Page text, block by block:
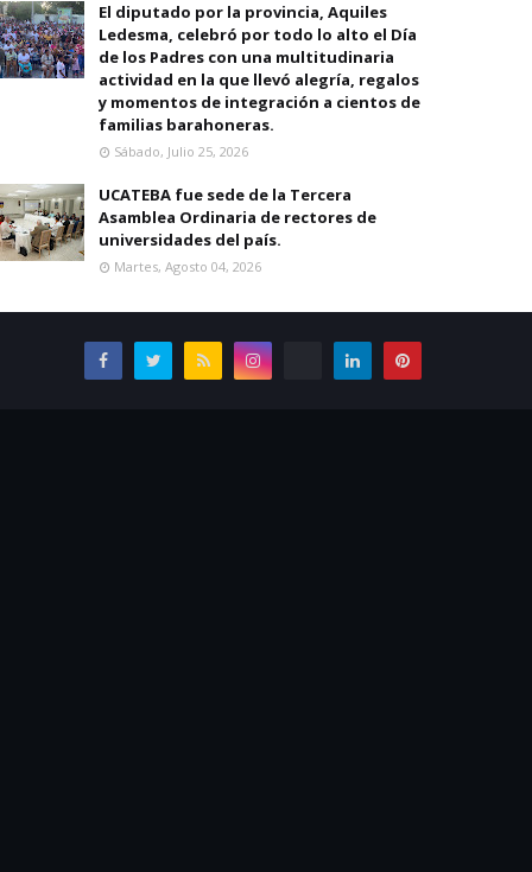
El diputado por la provincia, Aquiles
Ledesma, celebró por todo lo alto el Día
de los Padres con una multitudinaria
actividad en la que llevó alegría, regalos
y momentos de integración a cientos de
familias barahoneras.
Sábado, Julio 25, 2026
UCATEBA fue sede de la Tercera
Asamblea Ordinaria de rectores de
universidades del país.
Martes, Agosto 04, 2026